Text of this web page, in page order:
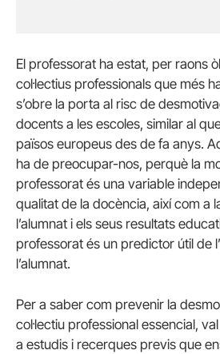
El professorat ha estat, per raons
col·lectius professionals que més
s’obre la porta al risc de
docents a les escoles, similar al
països europeus des de fa anys.
ha de preocupar-nos, perquè la
professorat és una variable
qualitat de la docència, així com a
l’alumnat i els seus resultats
professorat és un predictor útil de
l’alumnat.
Per a saber com prevenir la
col·lectiu professional essencial,
a estudis i recerques previs que